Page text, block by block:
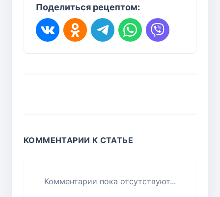
Поделиться рецептом:
КОММЕНТАРИИ К СТАТЬЕ
Комментарии пока отсутствуют...